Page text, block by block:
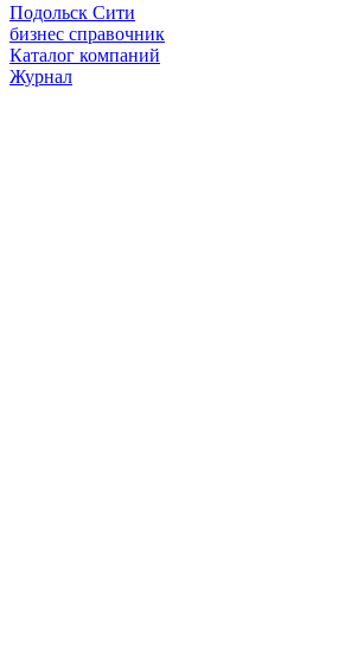
Подольск Сити
бизнес справочник
Каталог компаний
Журнал